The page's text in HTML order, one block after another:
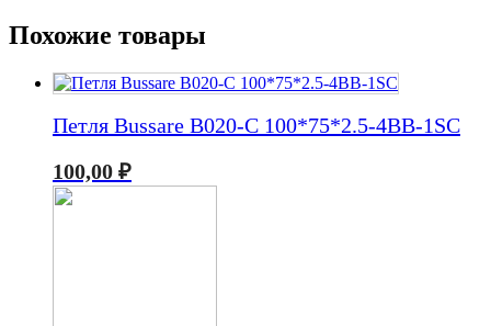
Похожие товары
Петля Bussare B020-C 100*75*2.5-4BB-1SC
100,00 ₽